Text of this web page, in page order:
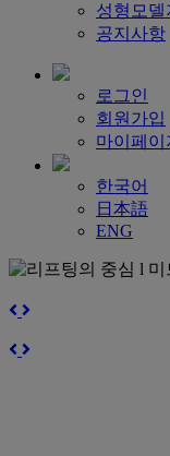
성형모델
공지사항
로그인
회원가입
마이페이
한국어
日本語
ENG